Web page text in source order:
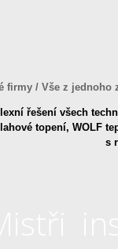
firmy / Vše z jednoho
řešení všech
topení, WOLF
s